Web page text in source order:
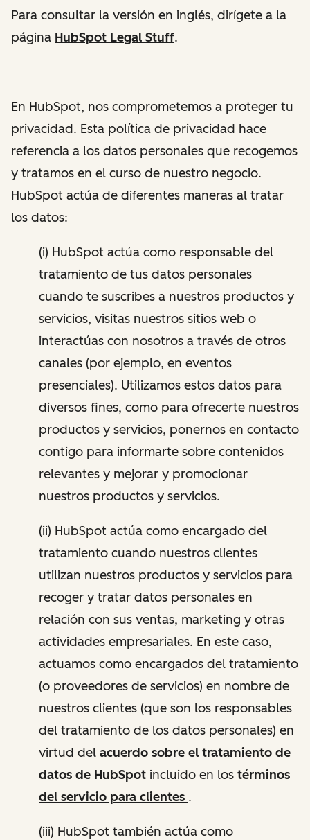
Para consultar la versión en inglés, dirígete a la
página HubSpot Legal Stuff.
En HubSpot, nos comprometemos a proteger tu
privacidad. Esta política de privacidad hace
referencia a los datos personales que recogemos
y tratamos en el curso de nuestro negocio.
HubSpot actúa de diferentes maneras al tratar
los datos:
(i) HubSpot actúa como responsable del
tratamiento de tus datos personales
cuando te suscribes a nuestros productos y
servicios, visitas nuestros sitios web o
interactúas con nosotros a través de otros
canales (por ejemplo, en eventos
presenciales). Utilizamos estos datos para
diversos fines, como para ofrecerte nuestros
productos y servicios, ponernos en contacto
contigo para informarte sobre contenidos
relevantes y mejorar y promocionar
nuestros productos y servicios.
(ii) HubSpot actúa como encargado del
tratamiento cuando nuestros clientes
utilizan nuestros productos y servicios para
recoger y tratar datos personales en
relación con sus ventas, marketing y otras
actividades empresariales. En este caso,
actuamos como encargados del tratamiento
(o proveedores de servicios) en nombre de
nuestros clientes (que son los responsables
del tratamiento de los datos personales) en
virtud del acuerdo sobre el tratamiento de
datos de HubSpot incluido en los términos
del servicio para clientes .
(iii) HubSpot también actúa como